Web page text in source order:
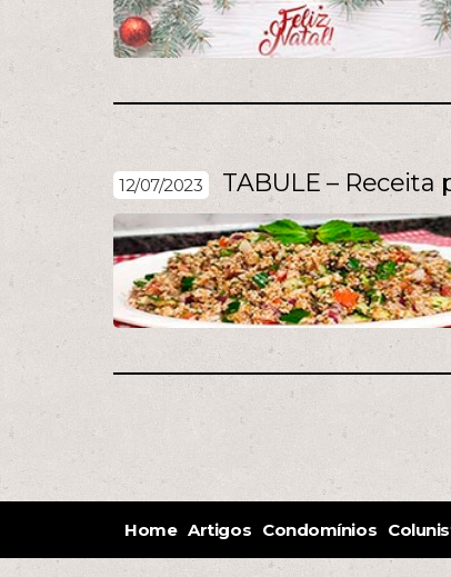
12/07/2023 TABULE – Receita
Home Artigos Condomínios